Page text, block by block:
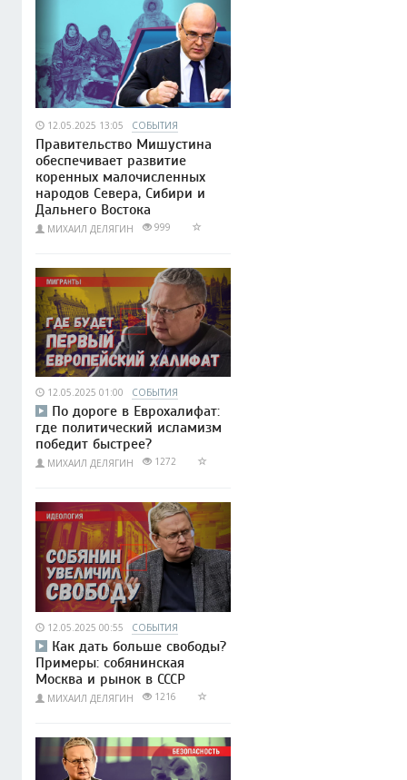
12.05.2025 13:05 СОБЫТИЯ
Правительство Мишустина
обеспечивает развитие
коренных малочисленных
народов Севера, Сибири и
Дальнего Востока
МИХАИЛ ДЕЛЯГИН 999
12.05.2025 01:00 СОБЫТИЯ
По дороге в Еврохалифат:
где политический исламизм
победит быстрее?
МИХАИЛ ДЕЛЯГИН 1272
12.05.2025 00:55 СОБЫТИЯ
Как дать больше свободы?
Примеры: собянинская
Москва и рынок в СССР
МИХАИЛ ДЕЛЯГИН 1216